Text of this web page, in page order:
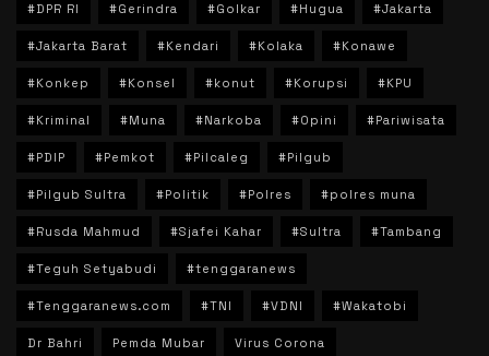
#DPR RI #Gerindra #Golkar #Hugua #Jakarta
#Jakarta Barat #Kendari #Kolaka #Konawe
#Konkep #Konsel #konut #Korupsi #KPU
#Kriminal #Muna #Narkoba #Opini #Pariwisata
#PDIP #Pemkot #Pilcaleg #Pilgub
#Pilgub Sultra #Politik #Polres #polres muna
#Rusda Mahmud #Sjafei Kahar #Sultra #Tambang
#Teguh Setyabudi #tenggaranews
#Tenggaranews.com #TNI #VDNI #Wakatobi
Dr Bahri Pemda Mubar Virus Corona